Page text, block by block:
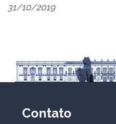
31/10/2019
Contato